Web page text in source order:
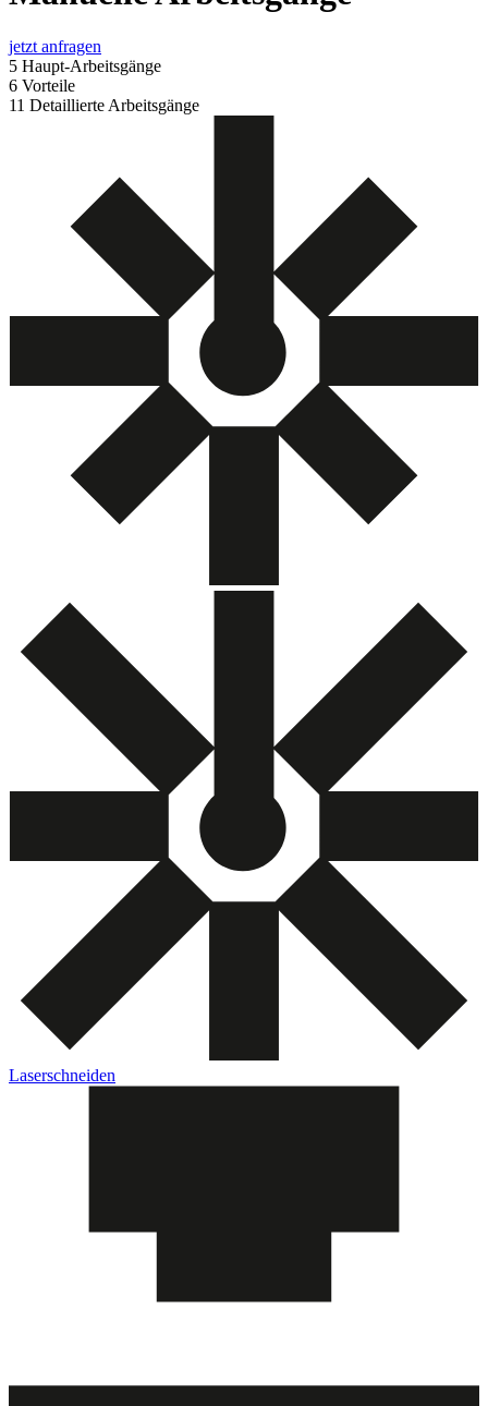
jetzt anfragen
5 Haupt-Arbeitsgänge
6 Vorteile
11 Detaillierte Arbeitsgänge
Laserschneiden